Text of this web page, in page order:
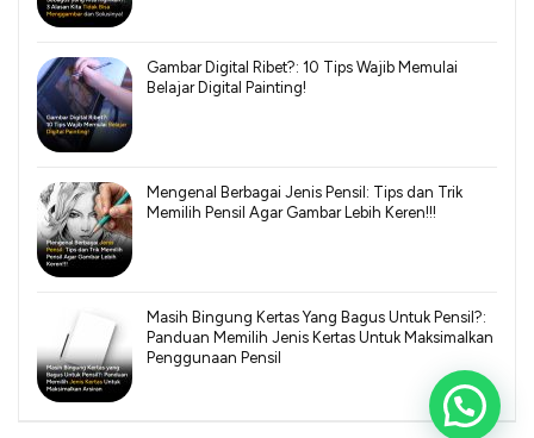
Gambar Digital Ribet?: 10 Tips Wajib Memulai
Belajar Digital Painting!
Mengenal Berbagai Jenis Pensil: Tips dan Trik
Memilih Pensil Agar Gambar Lebih Keren!!!
Masih Bingung Kertas Yang Bagus Untuk Pensil?:
Panduan Memilih Jenis Kertas Untuk Maksimalkan
Penggunaan Pensil